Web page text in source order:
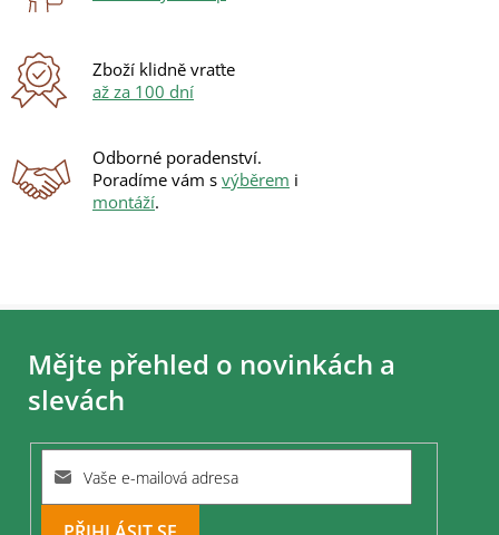
u
Zboží klidně vraťte
až za 100 dní
Odborné poradenství.
Poradíme vám s výběrem i
montáží.
Z
Mějte přehled o novinkách a
slevách